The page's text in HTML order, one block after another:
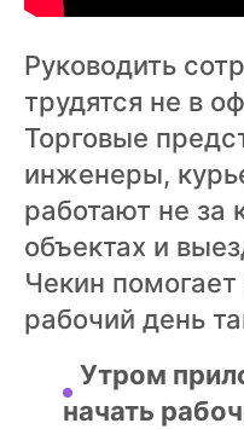
Руководить
трудятся не в
Торговые
инженеры,
работают не за
объектах и
Чекин помогает
рабочий день
Утром
начать